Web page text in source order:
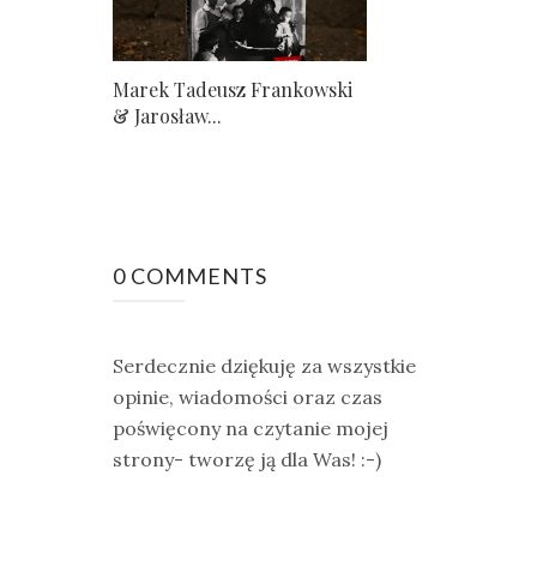
Marek Tadeusz Frankowski
& Jarosław...
0 COMMENTS
Serdecznie dziękuję za wszystkie
opinie, wiadomości oraz czas
poświęcony na czytanie mojej
strony- tworzę ją dla Was! :-)